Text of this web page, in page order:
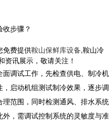
步骤？
免费提供鞍山保鲜库设备,鞍山冷
资讯展示，敬请关注！
面调试工作，先检查供电、制冷机
启动机组测试制冷效果，逐步调
范围，同时检测通风、排水系统
，需调试控制系统的灵敏度与准